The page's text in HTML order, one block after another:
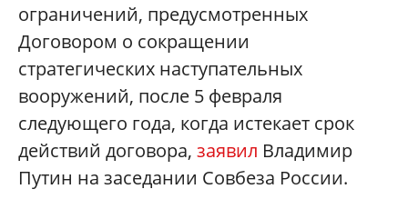
ограничений, предусмотренных
Договором о сокращении
стратегических наступательных
вооружений, после 5 февраля
следующего года, когда истекает срок
действий договора, заявил Владимир
Путин на заседании Совбеза России.